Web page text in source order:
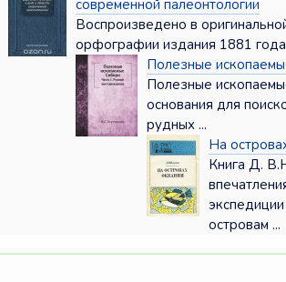
современной палеонтологии
Воспроизведено в
орфографии издания 1881 года
Полезные
Полезные
основания для
рудных ...
На
Книга Д.
островам ...